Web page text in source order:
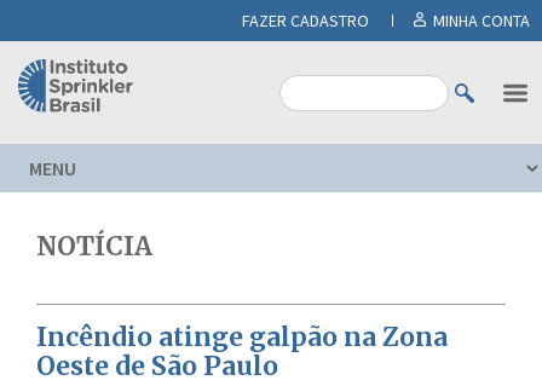
FAZER CADASTRO MINHA CONTA
NOTÍCIA
Incêndio atinge galpão na Zona
Oeste de São Paulo